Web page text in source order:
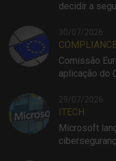
decidir a
30/07/2026
Comissão
aplicação do
29/07/2026
ITECH
Microsoft